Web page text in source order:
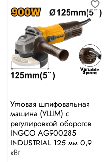
Угловая шлифовальная
машина (УШМ) c
регулировкой оборотов
INGCO AG900285
INDUSTRIAL 125 мм 0,9
кВт